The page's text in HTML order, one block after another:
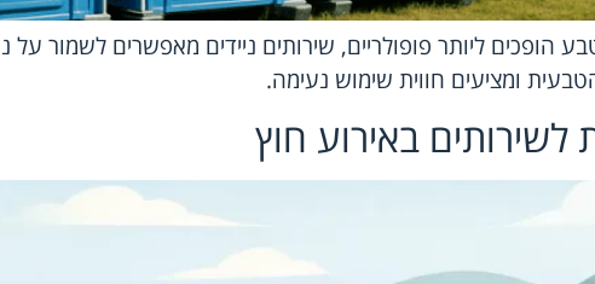
הופכים ליותר פופולריים, שירותים ניידים מאפשרים לשמור על
ומציעים חווית שימוש נעימה.
לשירותים באירוע חוץ